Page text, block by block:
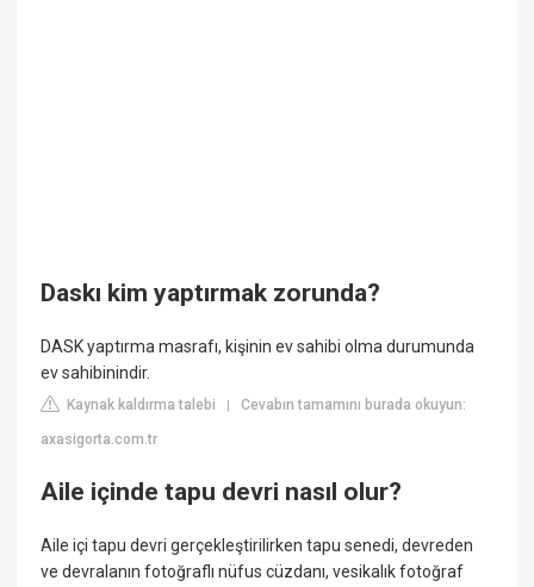
Daskı kim yaptırmak zorunda?
DASK yaptırma masrafı, kişinin ev sahibi olma durumunda
ev sahibinindir.
Kaynak kaldırma talebi |Cevabın tamamını burada okuyun:
axasigorta.com.tr
Aile içinde tapu devri nasıl olur?
Aile içi tapu devri gerçekleştirilirken tapu senedi, devreden
ve devralanın fotoğraflı nüfus cüzdanı, vesikalık fotoğraf